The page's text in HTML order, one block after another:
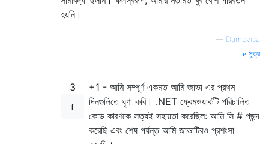
হয়নি।
— Damovisa
সূত্র
3
+1 - আমি সম্পূর্ণ একমত আমি জাভা এর প্রথম
দিনগুলিতে ঘৃণা করি। .NET ফ্রেমওয়ার্কটি পরিচালিত
কোড কারণকে সত্যই সহায়তা করেছিল: আমি সি # পছন্দ
করেছি এবং শেষ পর্যন্ত আমি জাভাটিরও প্রশংসা